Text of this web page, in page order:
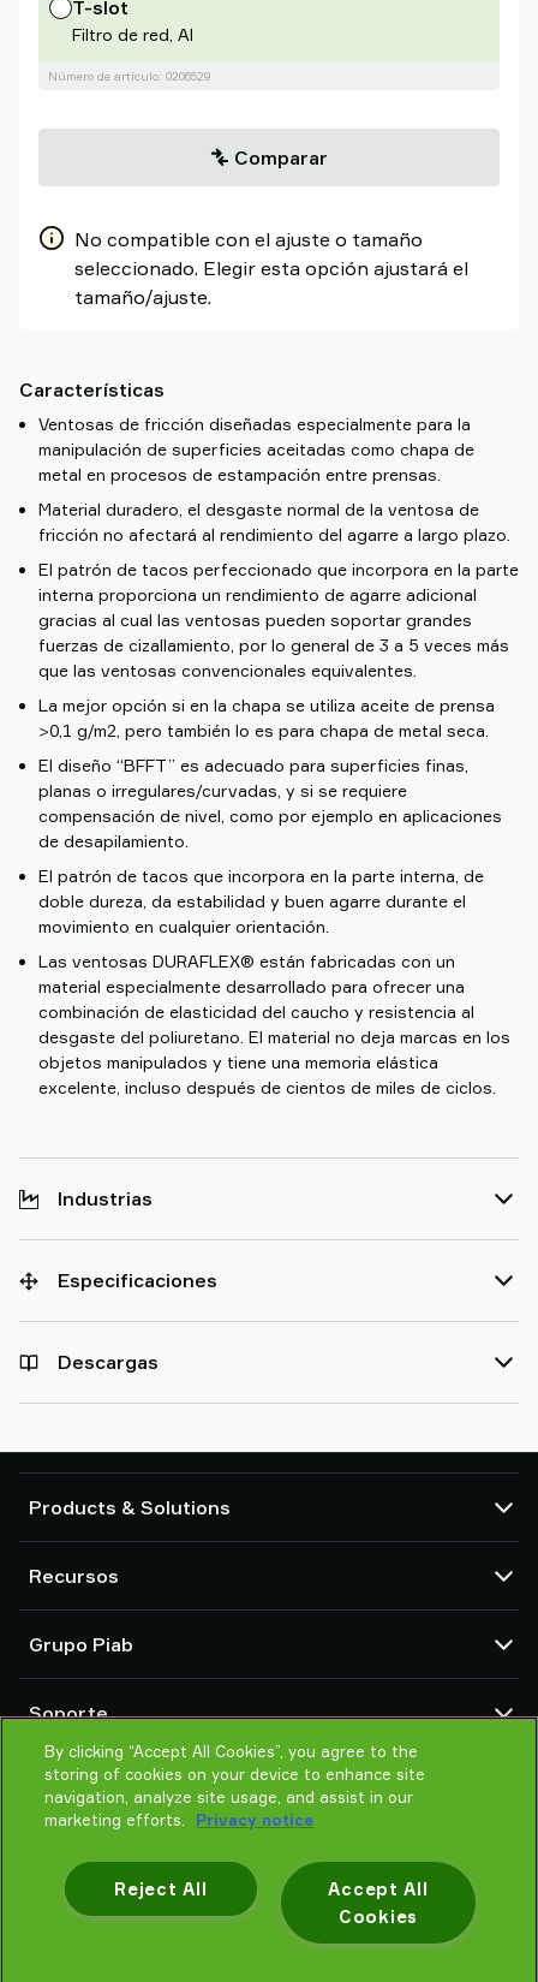
T-slot
Filtro de red, Al
Número de artículo: 0206529
Comparar
No compatible con el ajuste o tamaño
seleccionado. Elegir esta opción ajustará el
tamaño/ajuste.
Características
Ventosas de fricción diseñadas especialmente para la
manipulación de superficies aceitadas como chapa de
metal en procesos de estampación entre prensas.
Material duradero, el desgaste normal de la ventosa de
fricción no afectará al rendimiento del agarre a largo plazo.
El patrón de tacos perfeccionado que incorpora en la parte
interna proporciona un rendimiento de agarre adicional
gracias al cual las ventosas pueden soportar grandes
fuerzas de cizallamiento, por lo general de 3 a 5 veces más
que las ventosas convencionales equivalentes.
La mejor opción si en la chapa se utiliza aceite de prensa
>0,1 g/m2, pero también lo es para chapa de metal seca.
El diseño “BFFT” es adecuado para superficies finas,
planas o irregulares/curvadas, y si se requiere
compensación de nivel, como por ejemplo en aplicaciones
de desapilamiento.
El patrón de tacos que incorpora en la parte interna, de
doble dureza, da estabilidad y buen agarre durante el
movimiento en cualquier orientación.
Las ventosas DURAFLEX® están fabricadas con un
material especialmente desarrollado para ofrecer una
combinación de elasticidad del caucho y resistencia al
desgaste del poliuretano. El material no deja marcas en los
objetos manipulados y tiene una memoria elástica
excelente, incluso después de cientos de miles de ciclos.
Industrias
Especificaciones
Descargas
Products & Solutions
Ventosas y sistemas de agarre delicado
Componentes de herramientas de final de brazo (EOAT) para robots
Soluciones de agarre para robots y cobots
Transportadores por vacío para sólidos en polvo y a granel
Recursos
Configuradores de producto
Términos y condiciones de ventas
Política de Privacidad
Grupo Piab
Organización global
Código de conducta
Noticias
Soporte
Contacto
Encontrar un partner
Ayuda para elegir
By clicking “Accept All Cookies”, you agree to the
storing of cookies on your device to enhance site
navigation, analyze site usage, and assist in our
marketing efforts.
Privacy notice
Accept All
Cookies
Reject All